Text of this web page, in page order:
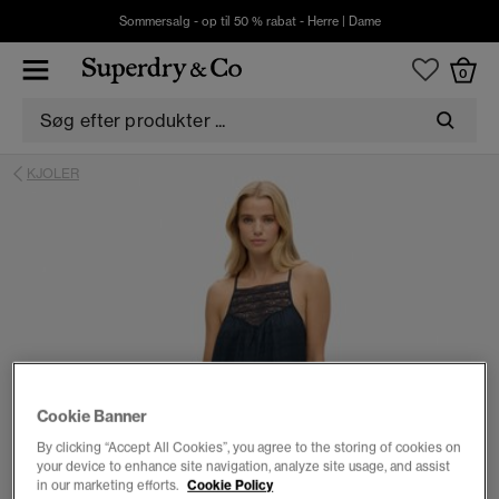
Sommersalg - op til 50 % rabat - Herre| Dame
0
KJOLER
Cookie Banner
By clicking “Accept All Cookies”, you agree to the storing of cookies on
your device to enhance site navigation, analyze site usage, and assist
in our marketing efforts. Cookie Policy